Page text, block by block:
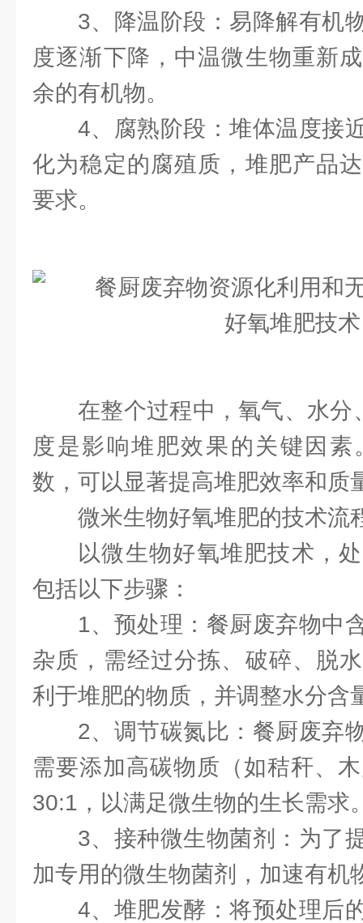
3、降温阶段：易降解有机
度逐渐下降，中温微生物重新
余的有机物。
4、腐熟阶段：堆体温度接
化为稳定的腐殖质，堆肥产品
要求。
在整个过程中，氧气、水分
度是影响堆肥效果的关键因
数，可以显著提高堆肥效率和质
微米生物好氧堆肥的技术流
以微生物好氧堆肥技术，
包括以下步骤：
1、预处理：餐厨废弃物中
杂质，需经过分拣、破碎、脱
利于堆肥的物质，并调整水分含
2、调节碳氮比：餐厨废弃
需要添加高碳物质（如秸秆、
30:1，以满足微生物的生长需求
3、接种微生物菌剂：为了
加专用的微生物菌剂，加速有机
4、堆肥发酵：将预处理后